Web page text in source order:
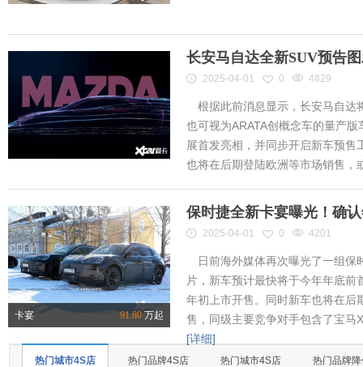
长安马自达全新SUV预告
2025-04-01 0 4829
根据此前消息显示，长安马自达
也可视为ARATA创概念车的量产
展首发亮相，并同步开启新车预售
也将在后期登陆欧洲等市场销售，
卡宴 91.80万起
保时捷全新卡宴曝光！确
2025-04-01 0 4201
日前海外媒体再次曝光了一组保
片，新车预计最快将于今年年底
年初上市开售。同时新车也将在后
售，同级主要竞争对手包含了宝马
[详细]
热门城市4S店 热门品牌4S店 热门城市4S店 热门品牌